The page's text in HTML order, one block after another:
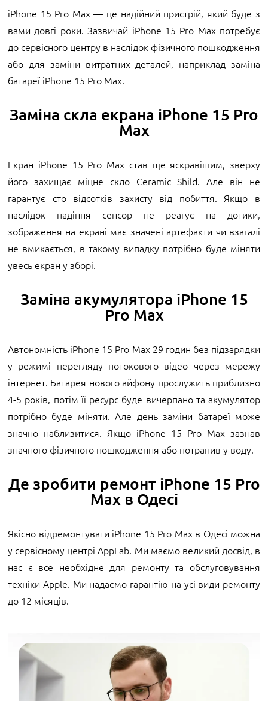
iPhone 15 Pro Max — це надійний пристрій, який буде з
вами довгі роки. Зазвичай iPhone 15 Pro Max потребує
до сервісного центру в наслідок фізичного пошкодження
або для заміни витратних деталей, наприклад заміна
батареї iPhone 15 Pro Max.
Заміна скла екрана iPhone 15 Pro
Max
Екран iPhone 15 Pro Max став ще яскравішим, зверху
його захищає міцне скло Ceramic Shild. Але він не
гарантує сто відсотків захисту від побиття. Якщо в
наслідок падіння сенсор не реагує на дотики,
зображення на екрані має значені артефакти чи взагалі
не вмикається, в такому випадку потрібно буде міняти
увесь екран у зборі.
Заміна акумулятора iPhone 15
Pro Max
Автономність iPhone 15 Pro Max 29 годин без підзарядки
у режимі перегляду потокового відео через мережу
інтернет. Батарея нового айфону прослужить приблизно
4-5 років, потім її ресурс буде вичерпано та акумулятор
потрібно буде міняти. Але день заміни батареї може
значно наблизитися. Якщо iPhone 15 Pro Max зазнав
значного фізичного пошкодження або потрапив у воду.
Де зробити ремонт iPhone 15 Pro
Max в Одесі
Якісно відремонтувати iPhone 15 Pro Max в Одесі можна
у сервісному центрі AppLab. Ми маємо великий досвід, в
нас є все необхідне для ремонту та обслуговування
техніки Apple. Ми надаємо гарантію на усі види ремонту
до 12 місяців.